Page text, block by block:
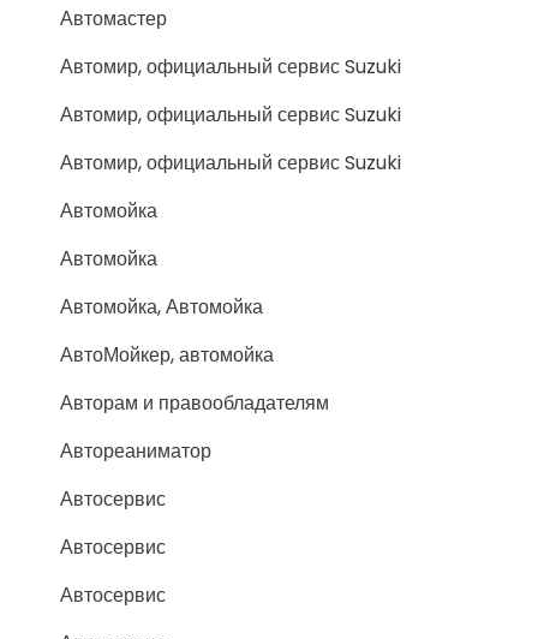
Автомастер
Автомир, официальный сервис Suzuki
Автомир, официальный сервис Suzuki
Автомир, официальный сервис Suzuki
Автомойка
Автомойка
Автомойка, Автомойка
АвтоМойкер, автомойка
Авторам и правообладателям
Автореаниматор
Автосервис
Автосервис
Автосервис